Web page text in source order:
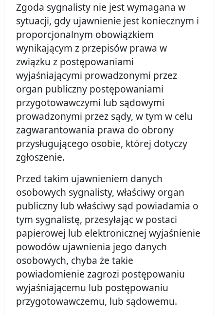
Zgoda sygnalisty nie jest wymagana w
sytuacji, gdy ujawnienie jest koniecznym i
proporcjonalnym obowiązkiem
wynikającym z przepisów prawa w
związku z postępowaniami
wyjaśniającymi prowadzonymi przez
organ publiczny postępowaniami
przygotowawczymi lub sądowymi
prowadzonymi przez sądy, w tym w celu
zagwarantowania prawa do obrony
przysługującego osobie, której dotyczy
zgłoszenie.
Przed takim ujawnieniem danych
osobowych sygnalisty, właściwy organ
publiczny lub właściwy sąd powiadamia o
tym sygnalistę, przesyłając w postaci
papierowej lub elektronicznej wyjaśnienie
powodów ujawnienia jego danych
osobowych, chyba że takie
powiadomienie zagrozi postępowaniu
wyjaśniającemu lub postępowaniu
przygotowawczemu, lub sądowemu.